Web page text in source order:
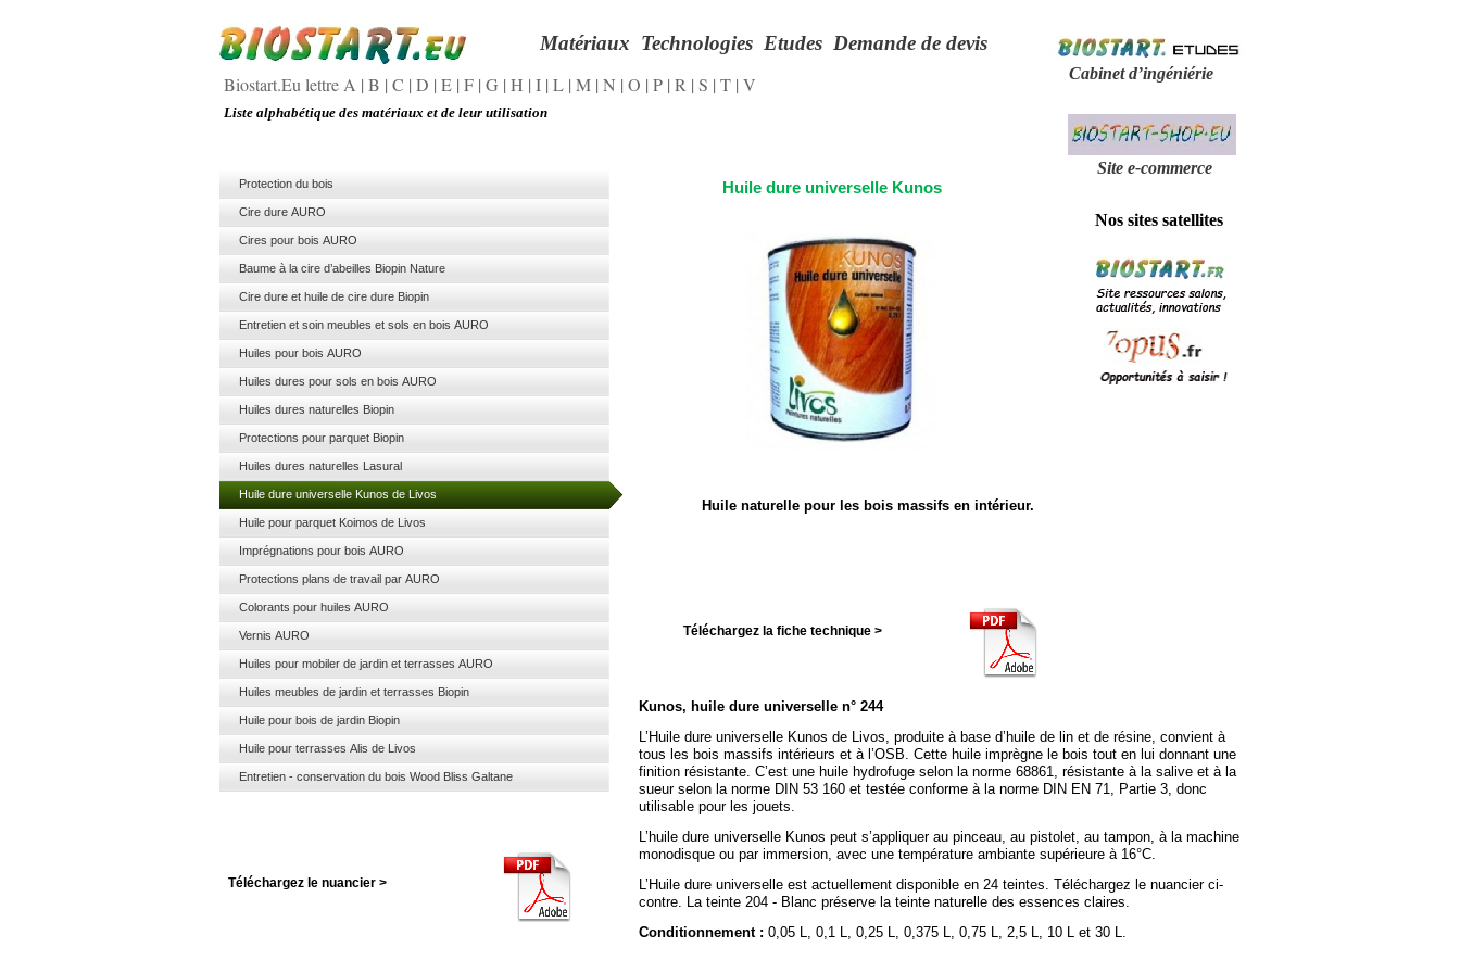
Huile dure universelle Kunos
Liste alphabétique des matériaux et de leur utilisation
Biostart.Eu lettre A | B | C | D | E | F | G | H | I | L | M | N | O | P | R | S | T | V
Huile naturelle pour les bois massifs en intérieur.
Kunos, huile dure universelle n° 244
L’Huile dure universelle Kunos de Livos, produite à base d’huile de lin et de résine, convient à
tous les bois massifs intérieurs et à l’OSB. Cette huile imprègne le bois tout en lui donnant une
finition résistante. C’est une huile hydrofuge selon la norme 68861, résistante à la salive et à la
sueur selon la norme DIN 53 160 et testée conforme à la norme DIN EN 71, Partie 3, donc
utilisable pour les jouets.
L’huile dure universelle Kunos peut s’appliquer au pinceau, au pistolet, au tampon, à la machine
monodisque ou par immersion, avec une température ambiante supérieure à 16°C.
L’Huile dure universelle est actuellement disponible en 24 teintes. Téléchargez le nuancier ci-
contre. La teinte 204 - Blanc préserve la teinte naturelle des essences claires.
Conditionnement : 0,05 L, 0,1 L, 0,25 L, 0,375 L, 0,75 L, 2,5 L, 10 L et 30 L.
Matériaux Technologies Etudes Demande de devis
Protection du bois
Cire dure AURO
Cires pour bois AURO
Baume à la cire d’abeilles Biopin Nature
Cire dure et huile de cire dure Biopin
Entretien et soin meubles et sols en bois AURO
Huiles pour bois AURO
Huiles dures pour sols en bois AURO
Huiles dures naturelles Biopin
Protections pour parquet Biopin
Huiles dures naturelles Lasural
Huile dure universelle Kunos de Livos
Huile pour parquet Koimos de Livos
Imprégnations pour bois AURO
Protections plans de travail par AURO
Colorants pour huiles AURO
Vernis AURO
Huiles pour mobiler de jardin et terrasses AURO
Huiles meubles de jardin et terrasses Biopin
Huile pour bois de jardin Biopin
Huile pour terrasses Alis de Livos
Entretien - conservation du bois Wood Bliss Galtane
Téléchargez la fiche technique >
Téléchargez le nuancier >
Cabinet d’ingéniérie
Nos sites satellites
Site e-commerce